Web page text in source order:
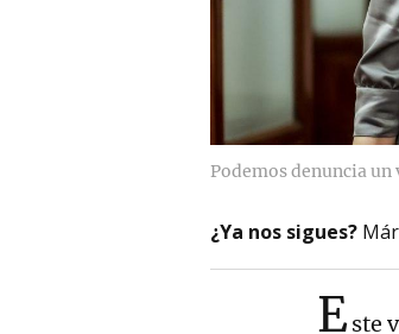
Podemos denuncia un
¿Ya nos sigues?
Este